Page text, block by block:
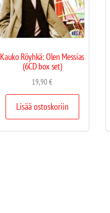
Kauko Röyhkä: Olen Messias
(6CD box set)
19,90€
Lisää ostoskoriin